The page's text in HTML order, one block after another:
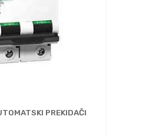
PREKIDAČI